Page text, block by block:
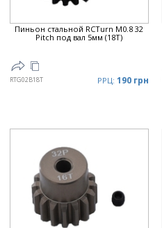
Пиньон стальной RCTurn M0.8 32
Pitch под вал 5мм (18T)
RTG02B18T РРЦ: 190 грн